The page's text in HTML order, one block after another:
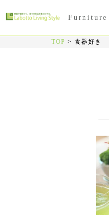
Furniture
TOP > 食器好き